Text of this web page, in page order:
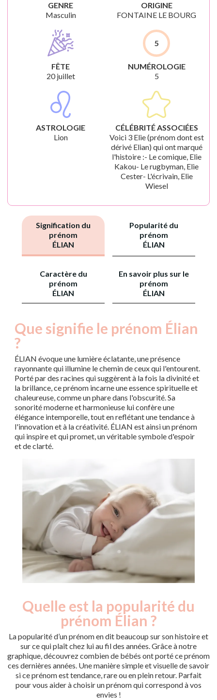
GENRE
Masculin
ORIGINE
FONTAINE LE BOURG
FÊTE
20 juillet
5
NUMÉROLOGIE
5
ASTROLOGIE
Lion
CÉLÉBRITÉ ASSOCIÉES
Voici 3 Elie (prénom dont est
dérivé Elian) qui ont marqué
l'histoire :- Le comique, Elie
Kakou- Le rugbyman, Elie
Cester- L'écrivain, Elie
Wiesel
Signification du
prénom
ÉLIAN
Popularité du
prénom
ÉLIAN
Caractère du
prénom
ÉLIAN
En savoir plus sur le
prénom
ÉLIAN
Que signifie le prénom Élian
?
ÉLIAN évoque une lumière éclatante, une présence
rayonnante qui illumine le chemin de ceux qui l'entourent.
Porté par des racines qui suggèrent à la fois la divinité et
la brillance, ce prénom incarne une essence spirituelle et
chaleureuse, comme un phare dans l'obscurité. Sa
sonorité moderne et harmonieuse lui confère une
élégance intemporelle, tout en reflétant une tendance à
l'innovation et à la créativité. ÉLIAN est ainsi un prénom
qui inspire et qui promet, un véritable symbole d'espoir
et de clarté.
Quelle est la popularité du
prénom Élian ?
La popularité d’un prénom en dit beaucoup sur son histoire et
sur ce qui plaît chez lui au fil des années. Grâce à notre
graphique, découvrez combien de bébés ont porté ce prénom
ces dernières années. Une manière simple et visuelle de savoir
si ce prénom est tendance, rare ou en plein retour. Parfait
pour vous aider à choisir un prénom qui correspond à vos
envies !
Année
Nouveaux-
nés
2011
5
2012
5
2013
10
2014
20
2015
10
2016
15